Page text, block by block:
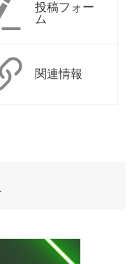
投稿フォー
ム
関連情報